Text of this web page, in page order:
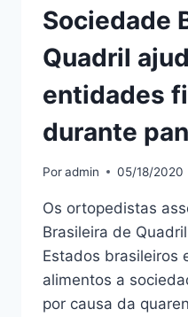
Sociedade
Quadril
entidades
durante
Poradmin 05/18/2020
Os ortopedistas
Brasileira de
Estados brasileiros
alimentos a
por causa da